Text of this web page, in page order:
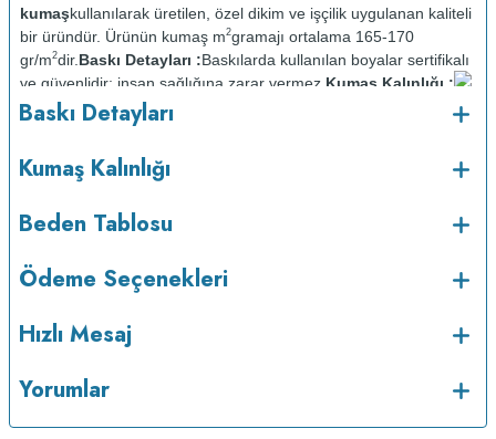
kumaşkullanılarak üretilen, özel dikim ve işçilik uygulanan kaliteli
bir üründür. Ürünün kumaş m2gramajı ortalama 165-170
gr/m2dir. Baskı Detayları :Baskılarda kullanılan boyalar sertifikalı
ve güvenlidir; insan sağlığına zarar vermez. Kumaş Kalınlığı :
Bakım : Kısa programda maksimum 30
Kuru temizleme yapılmaz.
Baskı Detayları
Kumaş Kalınlığı
Beden Tablosu
Ödeme Seçenekleri
Hızlı Mesaj
Yorumlar